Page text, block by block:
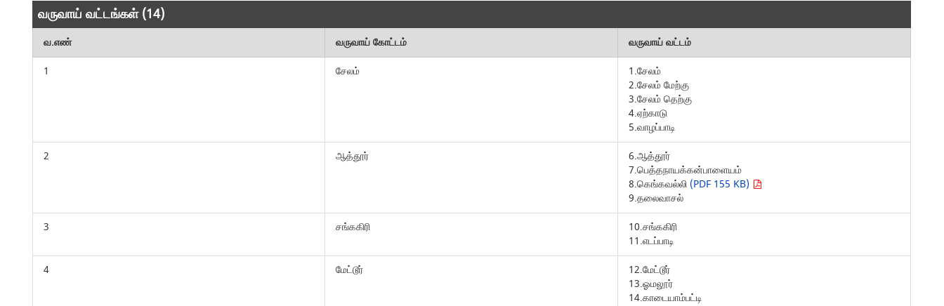
வருவாய் வட்டங்கள் (14)
வ.எண் வருவாய் கோட்டம்
வருவாய் வட்டம்
1
சேலம்
1.சேலம்
2.சேலம் மேற்கு
3.சேலம் தெற்கு
4.ஏற்காடு
5.வாழப்பாடி
2
ஆத்தூர்
6.ஆத்தூர்
7.பெத்தநாயக்கன்பாளையம்
8.கெங்கவல்லி (PDF 155 KB)
9.தலைவாசல்
3
சங்ககிரி
10.சங்ககிரி
11.எடப்பாடி
4
மேட்டூர்
12.மேட்டூர்
13.ஓமலூர்
14.காடையாம்பட்டி